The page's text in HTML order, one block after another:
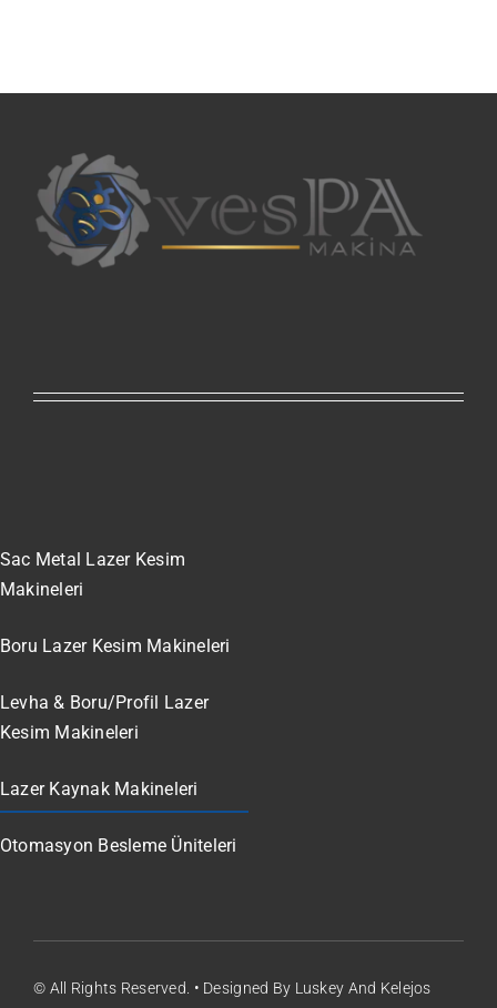
Sac Metal Lazer Kesim
Makineleri
Boru Lazer Kesim Makineleri
Levha & Boru/Profil Lazer
Kesim Makineleri
Lazer Kaynak Makineleri
Otomasyon Besleme Üniteleri
© All Rights Reserved. • Designed By Luskey And Kelejos